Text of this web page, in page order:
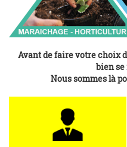
Avant de faire votre choix
bien se
Nous sommes là